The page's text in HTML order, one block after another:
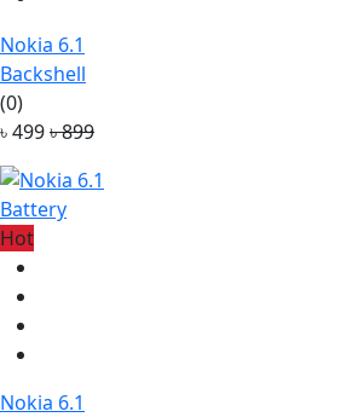
Nokia 6.1
Backshell
(0)
৳ 499৳ 899
Hot
Nokia 6.1